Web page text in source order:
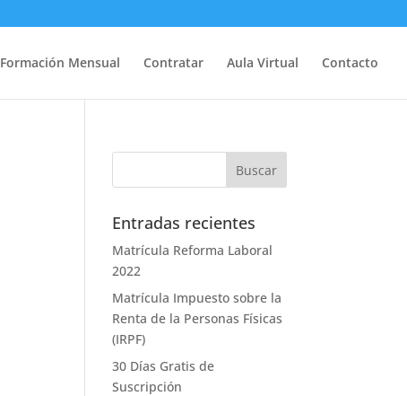
Formación Mensual Contratar Aula Virtual Contacto
Entradas recientes
Matrícula Reforma Laboral
2022
Matrícula Impuesto sobre la
Renta de la Personas Físicas
(IRPF)
30 Días Gratis de
Suscripción